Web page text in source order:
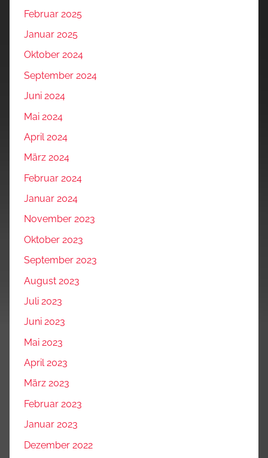
Februar 2025
Januar 2025
Oktober 2024
September 2024
Juni 2024
Mai 2024
April 2024
März 2024
Februar 2024
Januar 2024
November 2023
Oktober 2023
September 2023
August 2023
Juli 2023
Juni 2023
Mai 2023
April 2023
März 2023
Februar 2023
Januar 2023
Dezember 2022